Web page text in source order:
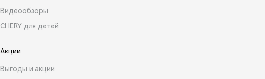
Видеообзоры
CHERY для детей
Акции
Выгоды и акции